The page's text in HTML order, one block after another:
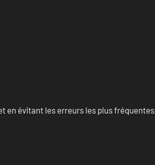
en évitant les erreurs les plus fréquentes